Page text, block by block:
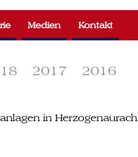
2017
2016
Medien Kontakt
in Herzogenaurach